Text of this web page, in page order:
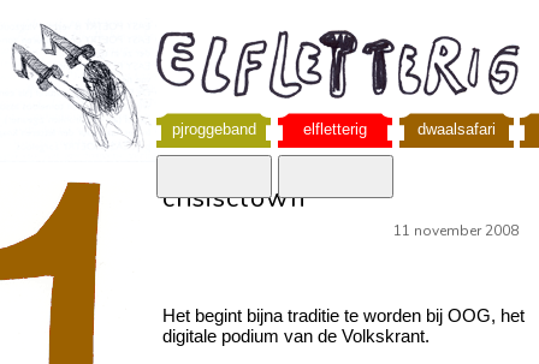
pjroggeband elfletterig dwaalsafari
crisisclown
11 november 2008
Het begint bijna traditie te worden bij OOG, het
digitale podium van de Volkskrant.